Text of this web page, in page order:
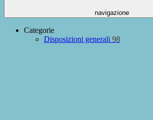
navigazione
Categorie
Disposizioni generali 98